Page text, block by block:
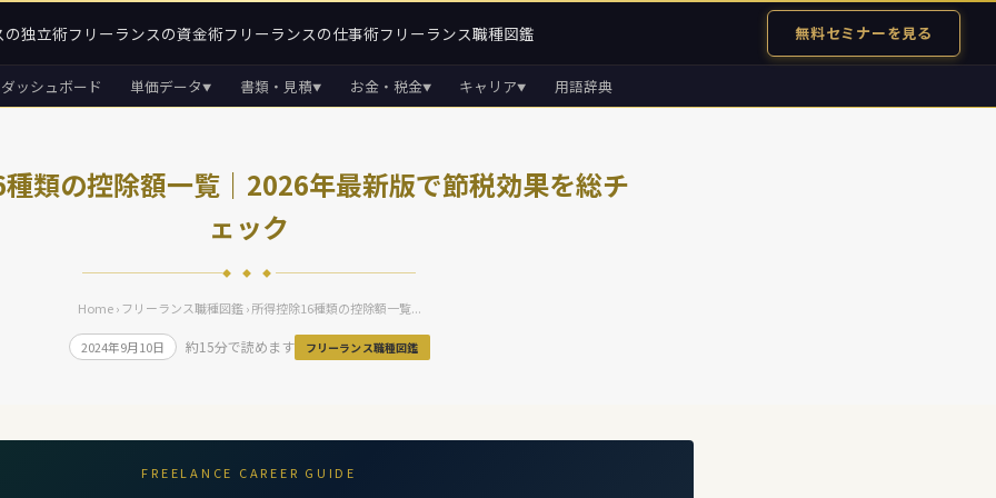
の独立術フリーランスの資金術フリーランスの仕事術フリーランス職種図鑑 無料セミナーを見る
ダッシュボード 単価データ▼ 書類・見積▼ お金・税金▼ キャリア▼ 用語辞典
類の控除額一覧｜2026年最新版で節税効果を総チ
ェック
◆ ◆ ◆
Home›フリーランス職種図鑑› 所得控除16種類の控除額一覧...
2024年9月10日 約15分で読めます フリーランス職種図鑑
FREELANCE CAREER GUIDE